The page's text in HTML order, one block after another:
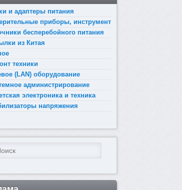
и адаптеры питания
приборы, инструмент
бесперебойного питания
из Китая
техники
(LAN) оборудование
администрирование
электроника и техника
напряжения